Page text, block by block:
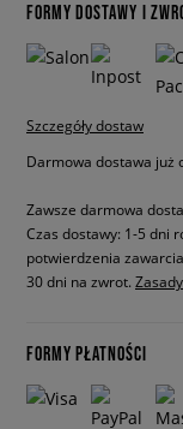
FORMY DOSTAWY I
Szczegóły dostaw
Darmowa dostawa już
Zawsze darmowa
Czas dostawy: 1-5 dni
potwierdzenia
30 dni na zwrot.
FORMY PŁATNOŚCI